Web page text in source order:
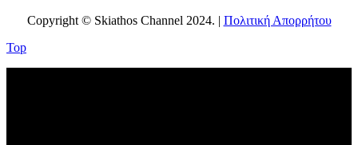
Copyright © Skiathos Channel 2024. | Πολιτική Απορρήτου
Top